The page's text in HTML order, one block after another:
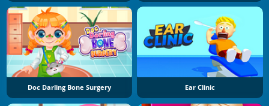
Doc Darling Bone Surgery Ear Clinic